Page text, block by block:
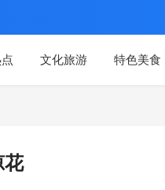
文化旅游 特色美食
花